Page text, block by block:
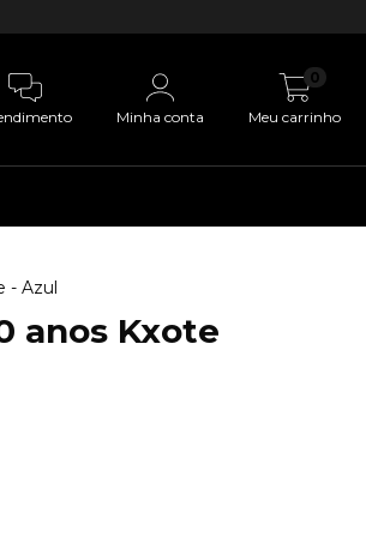
Minha conta Meu carrinho
0
- Azul
anos Kxote